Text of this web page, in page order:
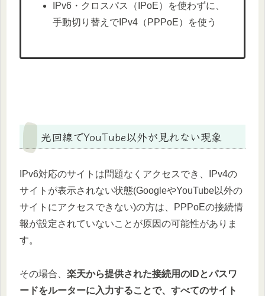
IPv6・クロスパス（IPoE）を使わずに、
手動切り替えでIPv4（PPPoE）を使う
光回線でYouTube以外が見れない現象
IPv6対応のサイトは問題なくアクセスでき、IPv4の
サイトが表示されない状態(GoogleやYouTube以外の
サイトにアクセスできない)の方は、PPPoEの接続情
報が設定されていないことが原因の可能性がありま
す。
その場合、 楽天から提供された接続用のIDとパスワ
ードをルーターに入力することで、すべてのサイト